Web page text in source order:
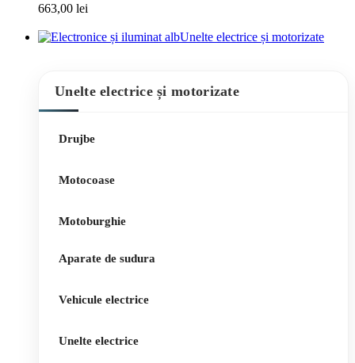
663,00 lei
Unelte electrice și motorizate
Unelte electrice și motorizate
Drujbe
Motocoase
Motoburghie
Aparate de sudura
Vehicule electrice
Unelte electrice